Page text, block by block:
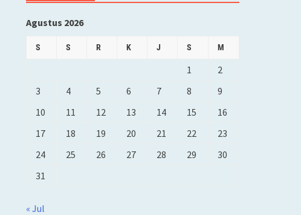
Agustus 2026
S S R K J S M
1
2
3
4 5 6 7 8
9
10
11 12 13 14 15
16
17
18 19 20 21 22
23
24
25 26 27 28 29
30
31
« Jul